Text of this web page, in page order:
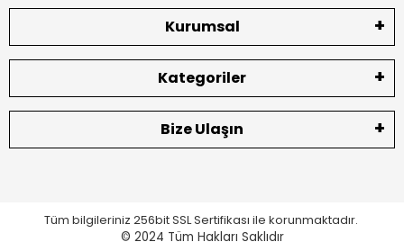
Kurumsal
Kategoriler
Bize Ulaşın
Tüm bilgileriniz 256bit SSL Sertifikası ile korunmaktadır.
© 2024 Tüm Hakları Saklıdır